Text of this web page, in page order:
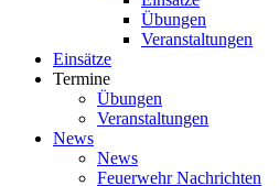
Übungen
Veranstaltungen
Einsätze
Termine
Übungen
Veranstaltungen
News
News
Feuerwehr Nachrichten